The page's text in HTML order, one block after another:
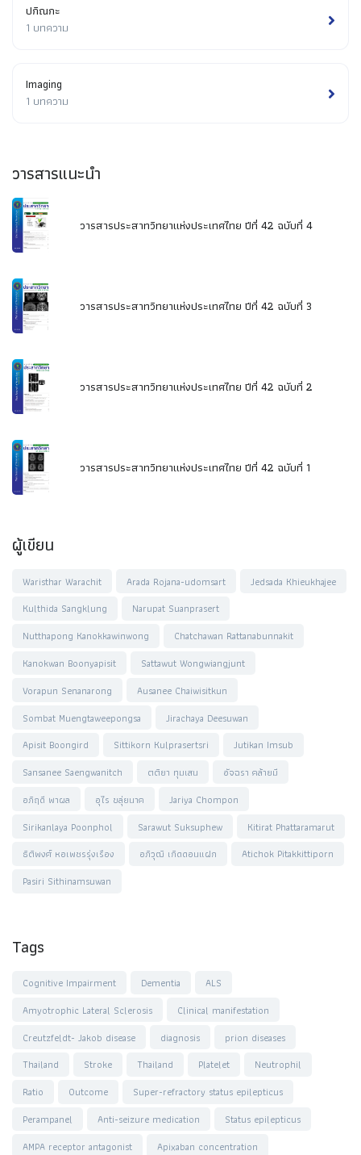
ปกิณกะ
1 บทความ
Imaging
1 บทความ
วารสารแนะนำ
วารสารประสาทวิทยาแห่งประเทศไทย ปีที่ 42 ฉบับที่ 4
วารสารประสาทวิทยาแห่งประเทศไทย ปีที่ 42 ฉบับที่ 3
วารสารประสาทวิทยาแห่งประเทศไทย ปีที่ 42 ฉบับที่ 2
วารสารประสาทวิทยาแห่งประเทศไทย ปีที่ 42 ฉบับที่ 1
ผู้เขียน
Waristhar Warachit Arada Rojana-udomsart
Jedsada Khieukhajee
Kulthida Sangklung
Narupat Suanprasert
Nutthapong Kanokkawinwong
Chatchawan Rattanabunnakit
Kanokwan Boonyapisit
Sattawut Wongwiangjunt
Vorapun Senanarong
Ausanee Chaiwisitkun
Sombat Muengtaweepongsa
Jirachaya Deesuwan
Apisit Boongird
Sittikorn Kulprasertsri
Jutikan Imsub
Sansanee Saengwanitch
ตติยา ทุมเสน
อัจฉรา คล้ายมี
อภิฤดี พาผล
อุไร ขลุ่ยนาค
Jariya Chompon
Sirikanlaya Poonphol
Sarawut Suksuphew
Kitirat Phattaramarut
ธิติพงศ์ หอเพชรรุ่งเรือง
อภิวุฒิ เกิดดอนแฝก
Atichok Pitakkittiporn
Pasiri Sithinamsuwan
Tags
Cognitive Impairment Dementia
ALS
Amyotrophic Lateral Sclerosis
Clinical manifestation
Creutzfeldt- Jakob disease
diagnosis
prion diseases
Thailand
Stroke Thailand Platelet
Neutrophil
Ratio
Outcome
Super-refractory status epilepticus
Perampanel
Anti-seizure medication
Status epilepticus
AMPA receptor antagonist
Apixaban concentration